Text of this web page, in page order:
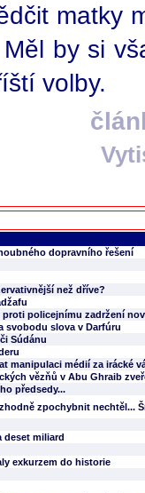
matky
by si
volby.
dopravního řešení
než dříve?
policejnímu zadržení
svobodu slova v Darfúru
Súdánu
manipulaci médií za irácké
vězňů v Abu Ghraib
předsedy...
zpochybnit nechtěl...
deset miliard
exkurzem do historie